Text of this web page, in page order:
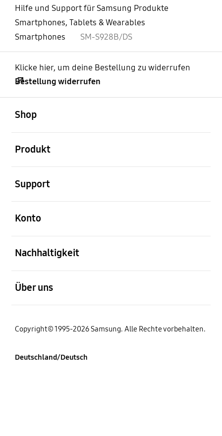
Hilfe und Support für Samsung Produkte
Smartphones, Tablets & Wearables
Smartphones
SM-S928B/DS
Klicke hier, um deine Bestellung zu widerrufen
Bestellung widerrufen
Shop
Produkt
Support
Konto
Nachhaltigkeit
Über uns
Copyright© 1995-2026 Samsung. Alle Rechte vorbehalten.
Deutschland/Deutsch